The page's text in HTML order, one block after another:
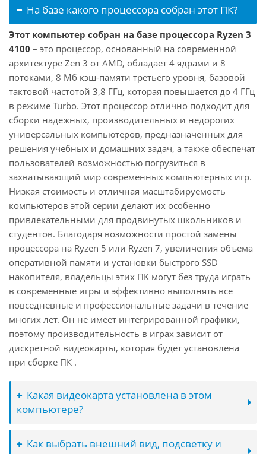
На базе какого процессора собран этот ПК?
Этот компьютер собран на базе процессора Ryzen 3
4100 – это процессор, основанный на современной
архитектуре Zen 3 от AMD, обладает 4 ядрами и 8
потоками, 8 Мб кэш-памяти третьего уровня, базовой
тактовой частотой 3,8 ГГц, которая повышается до 4 ГГц
в режиме Turbo. Этот процессор отлично подходит для
сборки надежных, производительных и недорогих
универсальных компьютеров, предназначенных для
решения учебных и домашних задач, а также обеспечат
пользователей возможностью погрузиться в
захватывающий мир современных компьютерных игр.
Низкая стоимость и отличная масштабируемость
компьютеров этой серии делают их особенно
привлекательными для продвинутых школьников и
студентов. Благодаря возможности простой замены
процессора на Ryzen 5 или Ryzen 7, увеличения объема
оперативной памяти и установки быстрого SSD
накопителя, владельцы этих ПК могут без труда играть
в современные игры и эффективно выполнять все
повседневные и профессиональные задачи в течение
многих лет. Он не имеет интегрированной графики,
поэтому производительность в играх зависит от
дискретной видеокарты, которая будет установлена
при сборке ПК .
Какая видеокарта установлена в этом
компьютере?
Как выбрать внешний вид, подсветку и